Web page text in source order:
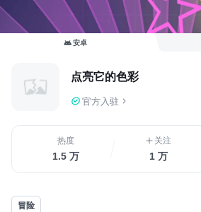
安卓
点亮它的色彩
官方入驻
热度
1.5 万
关注
1 万
冒险